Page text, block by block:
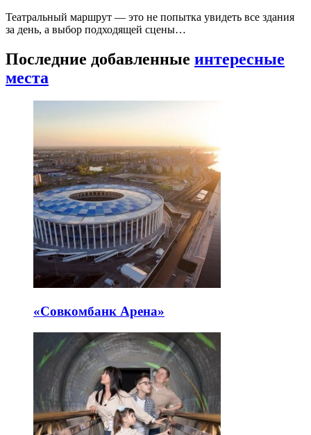
Театральный маршрут — это не попытка увидеть все здания
за день, а выбор подходящей сцены…
Последние добавленные интересные
места
«Совкомбанк Арена⁠»